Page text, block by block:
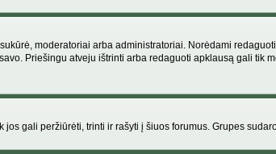
moderatoriai arba administratoriai. Norėdami
Priešingu atveju ištrinti arba redaguoti apklausą gali
jos gali peržiūrėti, trinti ir rašyti į šiuos forumus. Grupes